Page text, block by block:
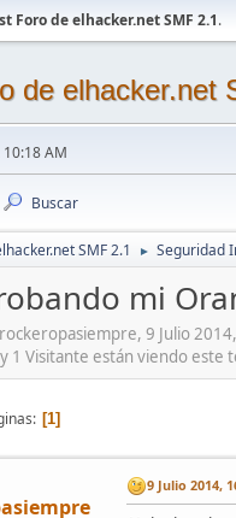
Foro de elhacker.net SMF 2.1.
de elhacker.net
AM
Buscar
SMF 2.1 ► Seguridad
mi
9 Julio
1 Visitante están viendo este
1
9 Julio 2014,